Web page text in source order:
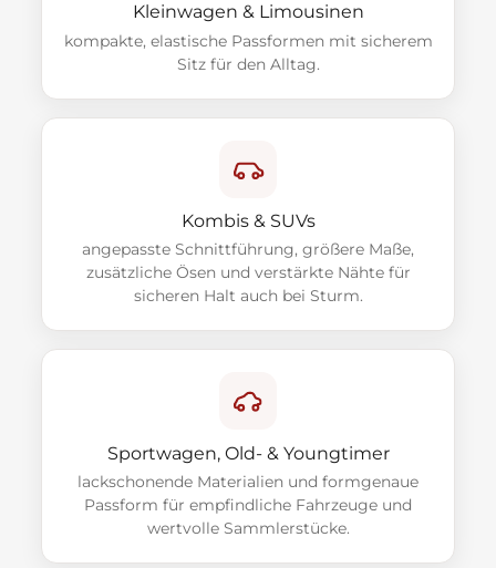
Kleinwagen & Limousinen
kompakte, elastische Passformen mit sicherem
Sitz für den Alltag.
Kombis & SUVs
angepasste Schnittführung, größere Maße,
zusätzliche Ösen und verstärkte Nähte für
sicheren Halt auch bei Sturm.
Sportwagen, Old- & Youngtimer
lackschonende Materialien und formgenaue
Passform für empfindliche Fahrzeuge und
wertvolle Sammlerstücke.